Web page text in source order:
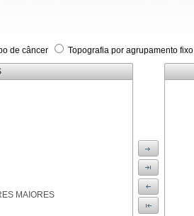
de câncer Topografia por agrupamento fixo
MAIORES